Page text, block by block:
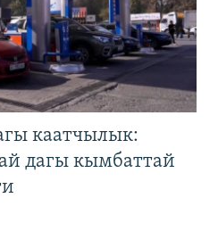
каатчылык:
дагы кымбаттай